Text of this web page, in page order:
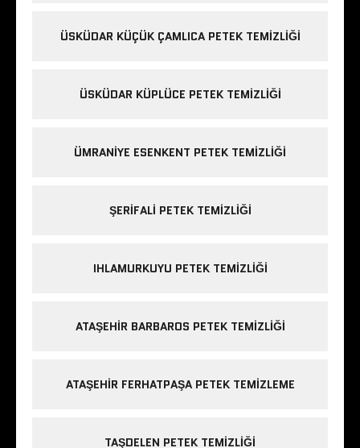
ÜSKÜDAR KÜÇÜK ÇAMLICA PETEK TEMIZLIĞI
ÜSKÜDAR KÜPLÜCE PETEK TEMIZLIĞI
ÜMRANIYE ESENKENT PETEK TEMIZLIĞI
ŞERIFALI PETEK TEMIZLIĞI
IHLAMURKUYU PETEK TEMIZLIĞI
ATAŞEHIR BARBAROS PETEK TEMIZLIĞI
ATAŞEHIR FERHATPAŞA PETEK TEMIZLEME
TAŞDELEN PETEK TEMIZLIĞI